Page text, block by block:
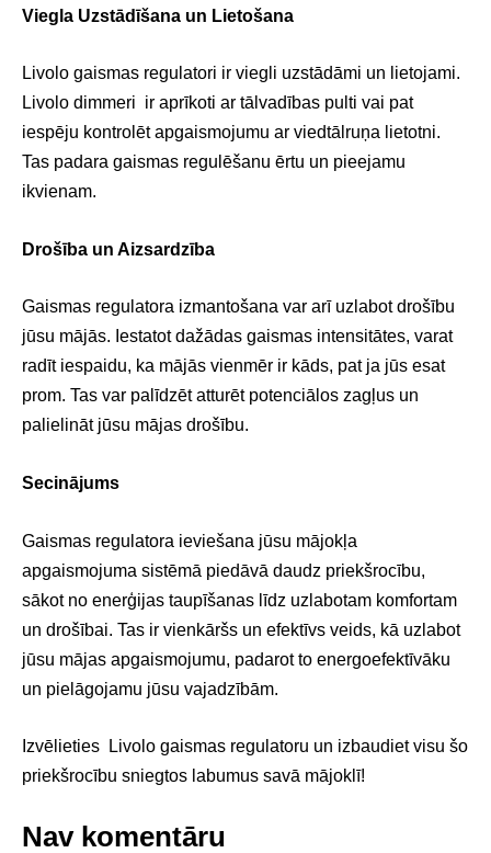
Viegla Uzstādīšana un Lietošana
Livolo gaismas regulatori ir viegli uzstādāmi un lietojami.
Livolo dimmeri ir aprīkoti ar tālvadības pulti vai pat
iespēju kontrolēt apgaismojumu ar viedtālruņa lietotni.
Tas padara gaismas regulēšanu ērtu un pieejamu
ikvienam.
Drošība un Aizsardzība
Gaismas regulatora izmantošana var arī uzlabot drošību
jūsu mājās. Iestatot dažādas gaismas intensitātes, varat
radīt iespaidu, ka mājās vienmēr ir kāds, pat ja jūs esat
prom. Tas var palīdzēt atturēt potenciālos zagļus un
palielināt jūsu mājas drošību.
Secinājums
Gaismas regulatora ieviešana jūsu mājokļa
apgaismojuma sistēmā piedāvā daudz priekšrocību,
sākot no enerģijas taupīšanas līdz uzlabotam komfortam
un drošībai. Tas ir vienkāršs un efektīvs veids, kā uzlabot
jūsu mājas apgaismojumu, padarot to energoefektīvāku
un pielāgojamu jūsu vajadzībām.
Izvēlieties Livolo gaismas regulatoru un izbaudiet visu šo
priekšrocību sniegtos labumus savā mājoklī!
Nav komentāru